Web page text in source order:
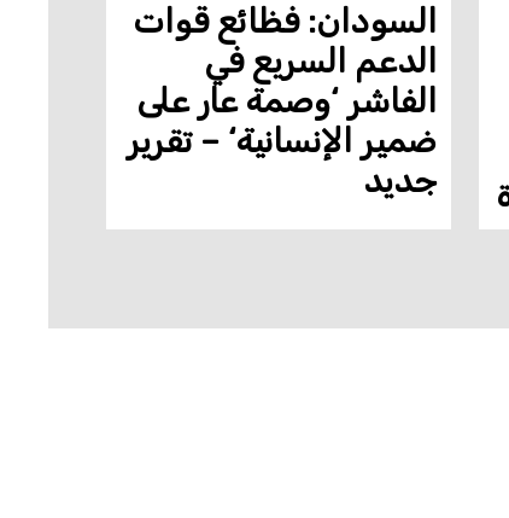
السودان: فظائع قوات
الدعم السريع في
الفاشر ‘وصمة عار على
ضمير الإنسانية‘ – تقرير
جديد